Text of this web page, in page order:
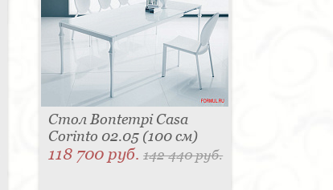
Стол Bontempi Casa
Corinto 02.05 (100 см)
118 700 руб.142 440 руб.